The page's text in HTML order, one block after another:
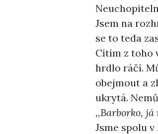
Jsem na
se to teda
Cítím z toho
hrdlo ráčí.
obejmout a
ukrytá.
,,Barborko,
Jsme spolu